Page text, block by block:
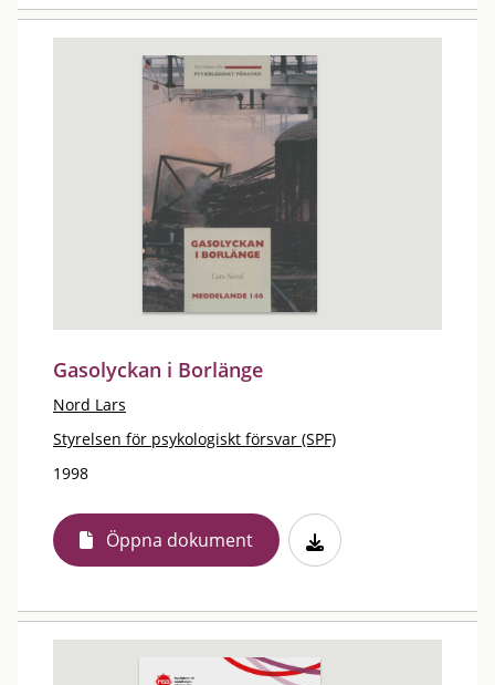
Gasolyckan i Borlänge
Nord Lars
Styrelsen för psykologiskt försvar (SPF)
1998
Öppna dokument